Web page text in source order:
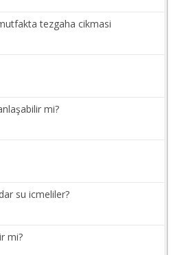
tezgaha cikmasi
mi?
su icmeliler?
mi?